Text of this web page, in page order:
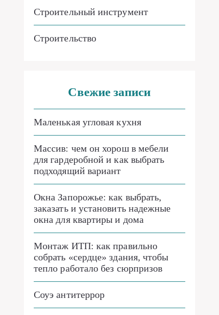
Строительный инструмент
Строительство
Свежие записи
Маленькая угловая кухня
Массив: чем он хорош в мебели
для гардеробной и как выбрать
подходящий вариант
Окна Запорожье: как выбрать,
заказать и установить надежные
окна для квартиры и дома
Монтаж ИТП: как правильно
собрать «сердце» здания, чтобы
тепло работало без сюрпризов
Соуэ антитеррор